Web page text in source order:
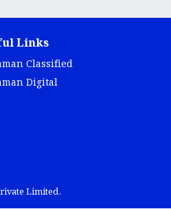
Links
Classified
Digital
Limited.